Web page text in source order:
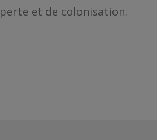
perte et de colonisation.